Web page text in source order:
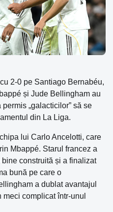
2-0 pe Santiago Bernabéu,
și Jude Bellingham au
„galacticilor” să se
din La Liga.
lui Carlo Ancelotti, care
Mbappé. Starul francez a
construită și a finalizat
bună pe care o
a dublat avantajul
complicat într-unul